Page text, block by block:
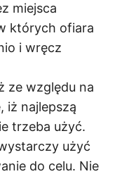
miejsca
których ofiara
i wręcz
ze względu na
iż najlepszą
trzeba użyć.
użyć
do celu. Nie